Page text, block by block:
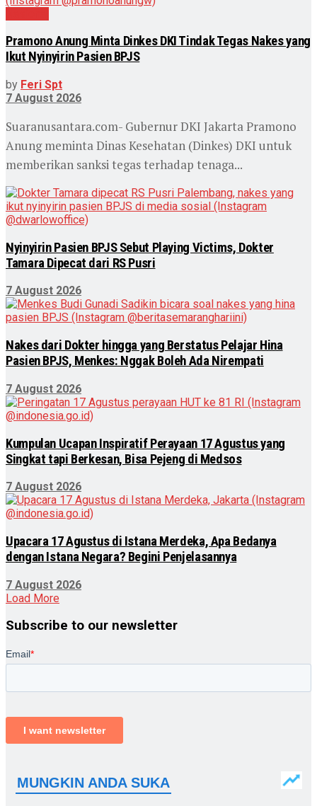
Pramono Anung Minta Dinkes DKI Tindak Tegas Nakes yang
Ikut Nyinyirin Pasien BPJS
by Feri Spt
7 August 2026
Suaranusantara.com- Gubernur DKI Jakarta Pramono
Anung meminta Dinas Kesehatan (Dinkes) DKI untuk
memberikan sanksi tegas terhadap tenaga...
Nyinyirin Pasien BPJS Sebut Playing Victims, Dokter
Tamara Dipecat dari RS Pusri
7 August 2026
Nakes dari Dokter hingga yang Berstatus Pelajar Hina
Pasien BPJS, Menkes: Nggak Boleh Ada Nirempati
7 August 2026
Kumpulan Ucapan Inspiratif Perayaan 17 Agustus yang
Singkat tapi Berkesan, Bisa Pejeng di Medsos
7 August 2026
Upacara 17 Agustus di Istana Merdeka, Apa Bedanya
dengan Istana Negara? Begini Penjelasannya
7 August 2026
Load More
Subscribe to our newsletter